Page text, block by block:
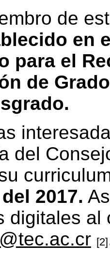
de
en
para el
de
del
2017.
digitales al
[2]